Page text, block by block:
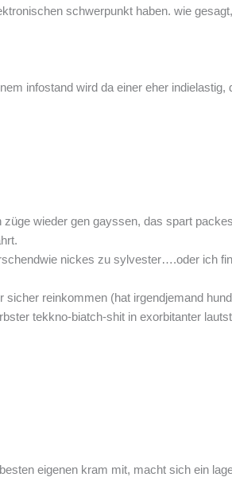
schwerpunkt haben. wie
infostand wird da einer eher indielastig,
wieder gen gayssen, das spart
nickes zu sylvester….oder ich
sicher reinkommen (hat irgendjemand
tekkno-biatch-shit in exorbitanter
eigenen kram mit, macht sich ein